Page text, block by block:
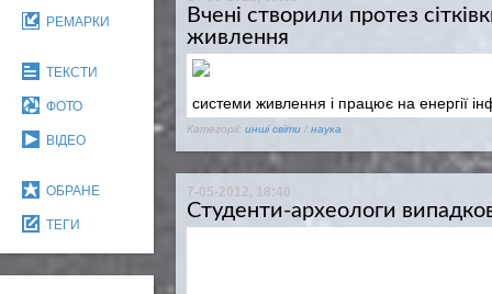
РЕМАРКИ
ТЕКСТИ
ФОТО
ВІДЕО
ОБРАНЕ
ТЕГИ
Вчені створили протез
живлення
системи живлення і працює на енергії
Категорії: инші світи / наука
7-05-2012, 18:40
Студенти-археологи